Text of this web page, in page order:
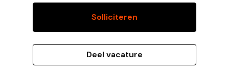
Solliciteren
Deel vacature